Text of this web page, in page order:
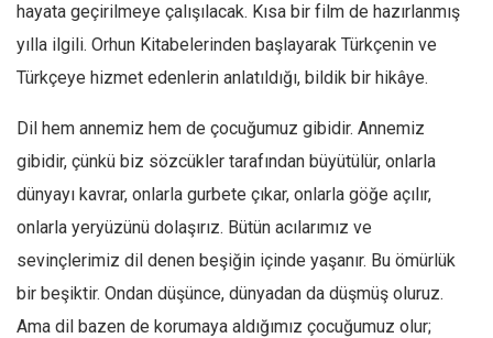
Türkiye
Siyaset
Avrupa
Asya
Afrika
İslam Dünyası
hayata geçirilmeye çalışılacak. Kısa bir film de hazırlanmış
yılla ilgili. Orhun Kitabelerinden başlayarak Türkçenin ve
Türkçeye hizmet edenlerin anlatıldığı, bildik bir hikâye.
Dil hem annemiz hem de çocuğumuz gibidir. Annemiz
gibidir, çünkü biz sözcükler tarafından büyütülür, onlarla
dünyayı kavrar, onlarla gurbete çıkar, onlarla göğe açılır,
onlarla yeryüzünü dolaşırız. Bütün acılarımız ve
sevinçlerimiz dil denen beşiğin içinde yaşanır. Bu ömürlük
bir beşiktir. Ondan düşünce, dünyadan da düşmüş oluruz.
Ama dil bazen de korumaya aldığımız çocuğumuz olur;